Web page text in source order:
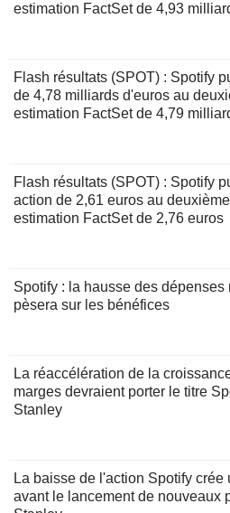
estimation FactSet de 4,93
Flash résultats (SPOT) : Spotify
de 4,78 milliards d'euros au
estimation FactSet de 4,79
Flash résultats (SPOT) : Spotify
action de 2,61 euros au
estimation FactSet de 2,76 euros
Spotify : la hausse des dépenses
pèsera sur les bénéfices
La réaccélération de la
marges devraient porter le titre
Stanley
La baisse de l'action Spotify
avant le lancement de nouveaux